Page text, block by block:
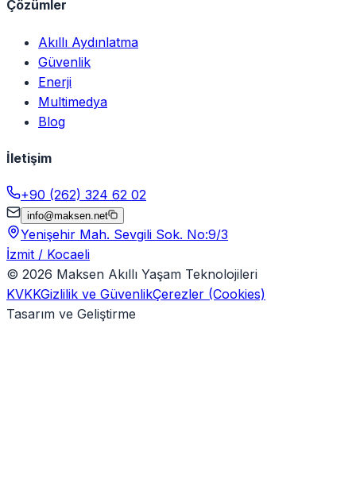
Çözümler
Akıllı Aydınlatma
Güvenlik
Enerji
Multimedya
Blog
İletişim
+90 (262) 324 62 02
info@maksen.net
Yenişehir Mah. Sevgili Sok. No:9/3
İzmit / Kocaeli
© 2026 Maksen Akıllı Yaşam Teknolojileri
KVKKGizlilik ve GüvenlikÇerezler (Cookies)
Tasarım ve Geliştirme